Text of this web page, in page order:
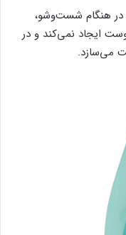
در هنگام شست‌وشو،
ایجاد نمی‌کند و در
می‌سازد.